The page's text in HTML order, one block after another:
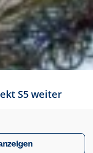
S5 weiter